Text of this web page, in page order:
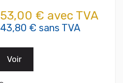
53,00 € avec TVA
43,80 € sans TVA
Voir